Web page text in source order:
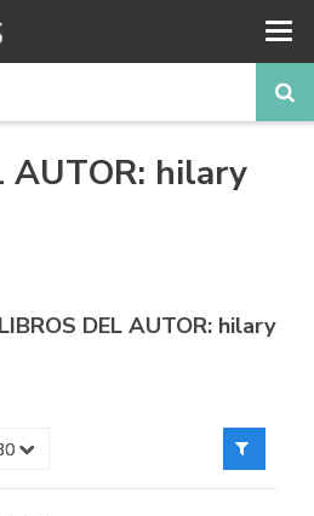
AUTOR: hilary
LIBROS DEL AUTOR: hilary